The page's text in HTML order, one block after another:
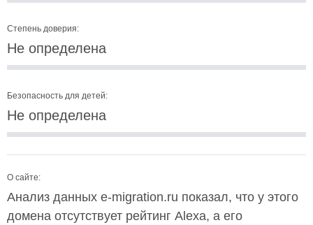
Степень доверия:
Не определена
Безопасность для детей:
Не определена
О сайте:
Анализ данных e-migration.ru показал, что у этого
домена отсутствует рейтинг Alexa, а его